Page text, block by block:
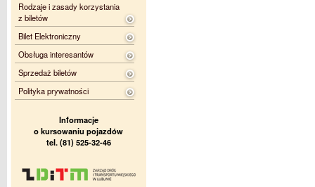
Rodzaje i zasady korzystania
z biletów
Bilet Elektroniczny
Obsługa interesantów
Sprzedaż biletów
Polityka prywatności
Informacje
o kursowaniu pojazdów
tel. (81) 525-32-46